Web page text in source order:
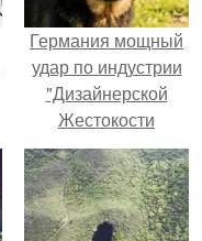
Германия мощный
удар по индустрии
"Дизайнерской
Жестокости
нанесла".